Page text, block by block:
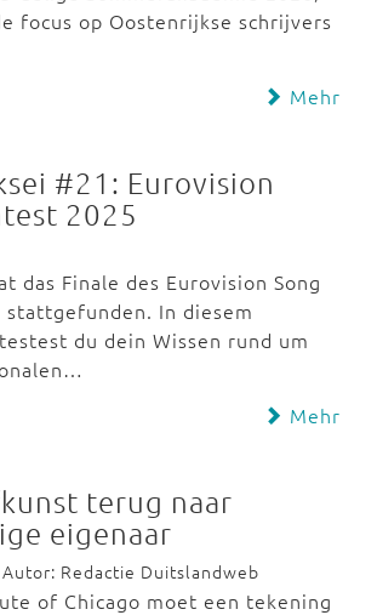
focus op Oostenrijkse schrijvers
Mehr
#21: Eurovision
2025
das Finale des Eurovision Song
stattgefunden. In diesem
du dein Wissen rund um
Mehr
terug naar
eigenaar
Redactie Duitslandweb
of Chicago moet een tekening